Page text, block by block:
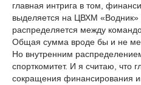
главная интрига в том,
выделяется на ЦВХМ
распределяется между
Общая сумма вроде бы и не
Но внутренним
спорткомитет. И я считаю, что
сокращения финансирования